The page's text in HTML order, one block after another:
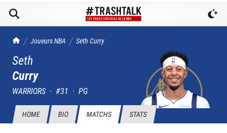
TrashTalk Actu NBA
Joueurs NBA Seth Curry
Seth
Curry
WARRIORS · #31 · PG
HOME BIO MATCHS STATS